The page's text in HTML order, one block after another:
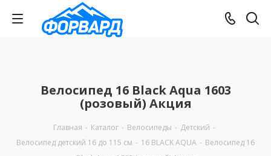
Велосипед 16 Black Aqua 1603
(розовый) Акция
Главная - Каталог - Велосипеды - Детский -
Велосипед детский 16 до 115 см - 16 BLACK AQUA - Велосипед 16